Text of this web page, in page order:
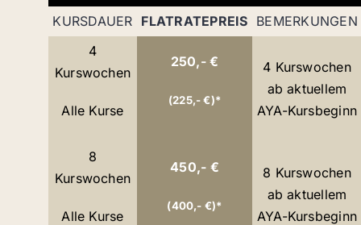
KURSDAUER FLATRATEPREIS BEMERKUNGEN
4
Kurswochen
Alle Kurse
250,- €
(225,- €)*
4 Kurswochen
ab aktuellem
AYA-Kursbeginn
8
Kurswochen
Alle Kurse
450,- €
(400,- €)*
8 Kurswochen
ab aktuellem
AYA-Kursbeginn